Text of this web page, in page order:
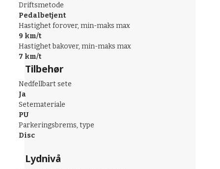
Driftsmetode
Pedalbetjent
Hastighet forover, min-maks max
9 km/t
Hastighet bakover, min-maks max
7 km/t
Tilbehør
Nedfellbart sete
Ja
Setemateriale
PU
Parkeringsbrems, type
Disc
Lydnivå